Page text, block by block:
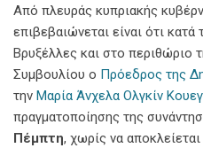
Από πλευράς κυπριακής
επιβεβαιώνεται είναι ότι
Βρυξέλλες και στο περιθώριο
Συμβουλίου ο Πρόεδρος της
την Μαρία Άνχελα Ολγκίν
πραγματοποίησης της
Πέμπτη, χωρίς να αποκλείεται